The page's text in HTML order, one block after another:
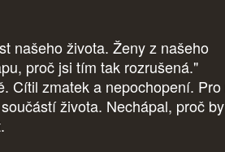
našeho života. Ženy z našeho
proč jsi tím tak rozrušená."
Cítil zmatek a nepochopení. Pro
života. Nechápal, proč